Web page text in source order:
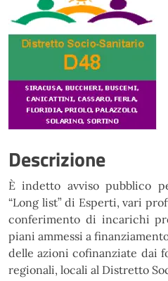
Descrizione
È indetto avviso pubblico
“Long list” di Esperti, vari
conferimento di incarichi
piani ammessi a
delle azioni cofinanziate dai
regionali, locali al Distretto